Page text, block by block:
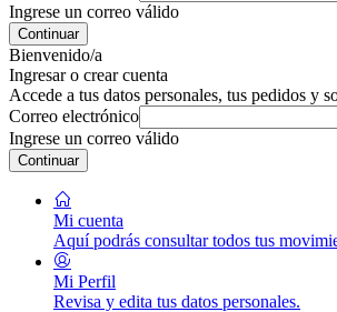
Ingrese un correo válido
Continuar
Bienvenido/a
Ingresar o crear cuenta
Accede a tus datos personales, tus pedidos y
Correo electrónico
Ingrese un correo válido
Continuar
Mi cuenta
Aquí podrás consultar todos tus
Mi Perfil
Revisa y edita tus datos personales.